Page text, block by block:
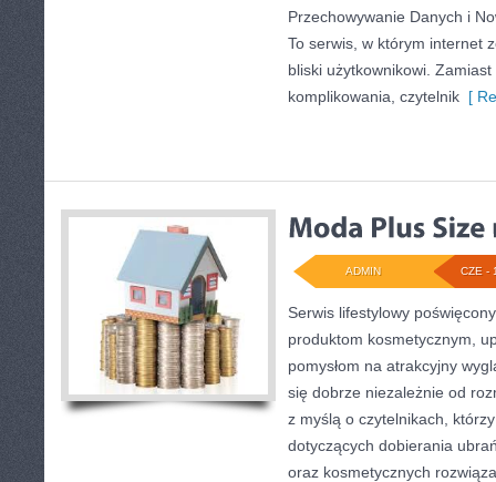
Przechowywanie Danych i
To serwis, w którym internet
bliski użytkownikowi.
komplikowania, czytelnik [
CZE -
ADMIN
Serwis lifestylowy
produktom kosmetycznym,
pomysłom na atrakcyjny
się dobrze niezależnie od
z myślą o czytelnikach,
dotyczących dobierania
oraz kosmetycznych